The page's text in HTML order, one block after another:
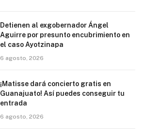
Detienen al exgobernador Ángel
Aguirre por presunto encubrimiento en
el caso Ayotzinapa
6 agosto, 2026
¡Matisse dará concierto gratis en
Guanajuato! Así puedes conseguir tu
entrada
6 agosto, 2026